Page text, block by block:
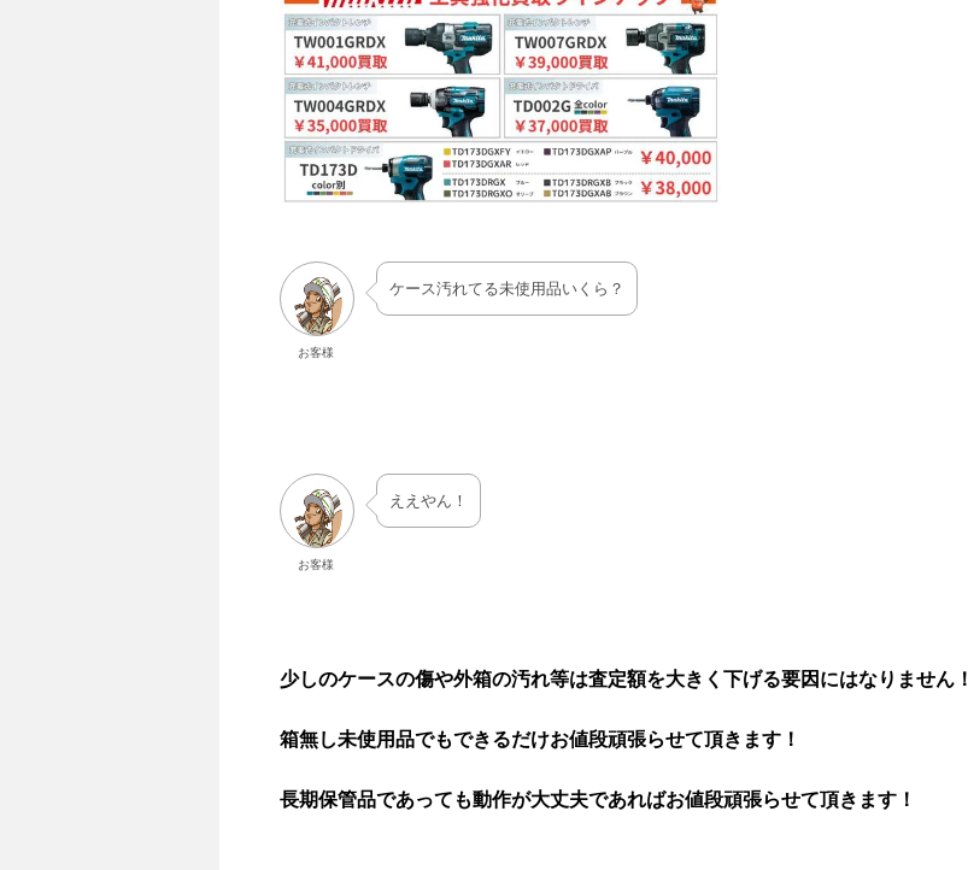
お客様
ケース汚れてる未使用品いくら？
お客様
ええやん！
少しのケースの傷や外箱の汚れ等は査定額を大きく下げる要因にはなりません！
箱無し未使用品でもできるだけお値段頑張らせて頂きます！
長期保管品であっても動作が大丈夫であればお値段頑張らせて頂きます！